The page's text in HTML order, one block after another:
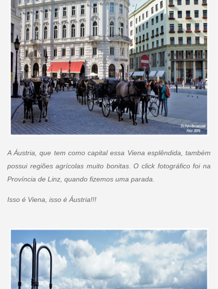
A Áustria, que tem como capital essa Viena esplêndida, também
possui regiões agrícolas muito bonitas. O click fotográfico foi na
Província de Linz, quando fizemos uma parada.
Isso é Viena, isso é Áustria!!!